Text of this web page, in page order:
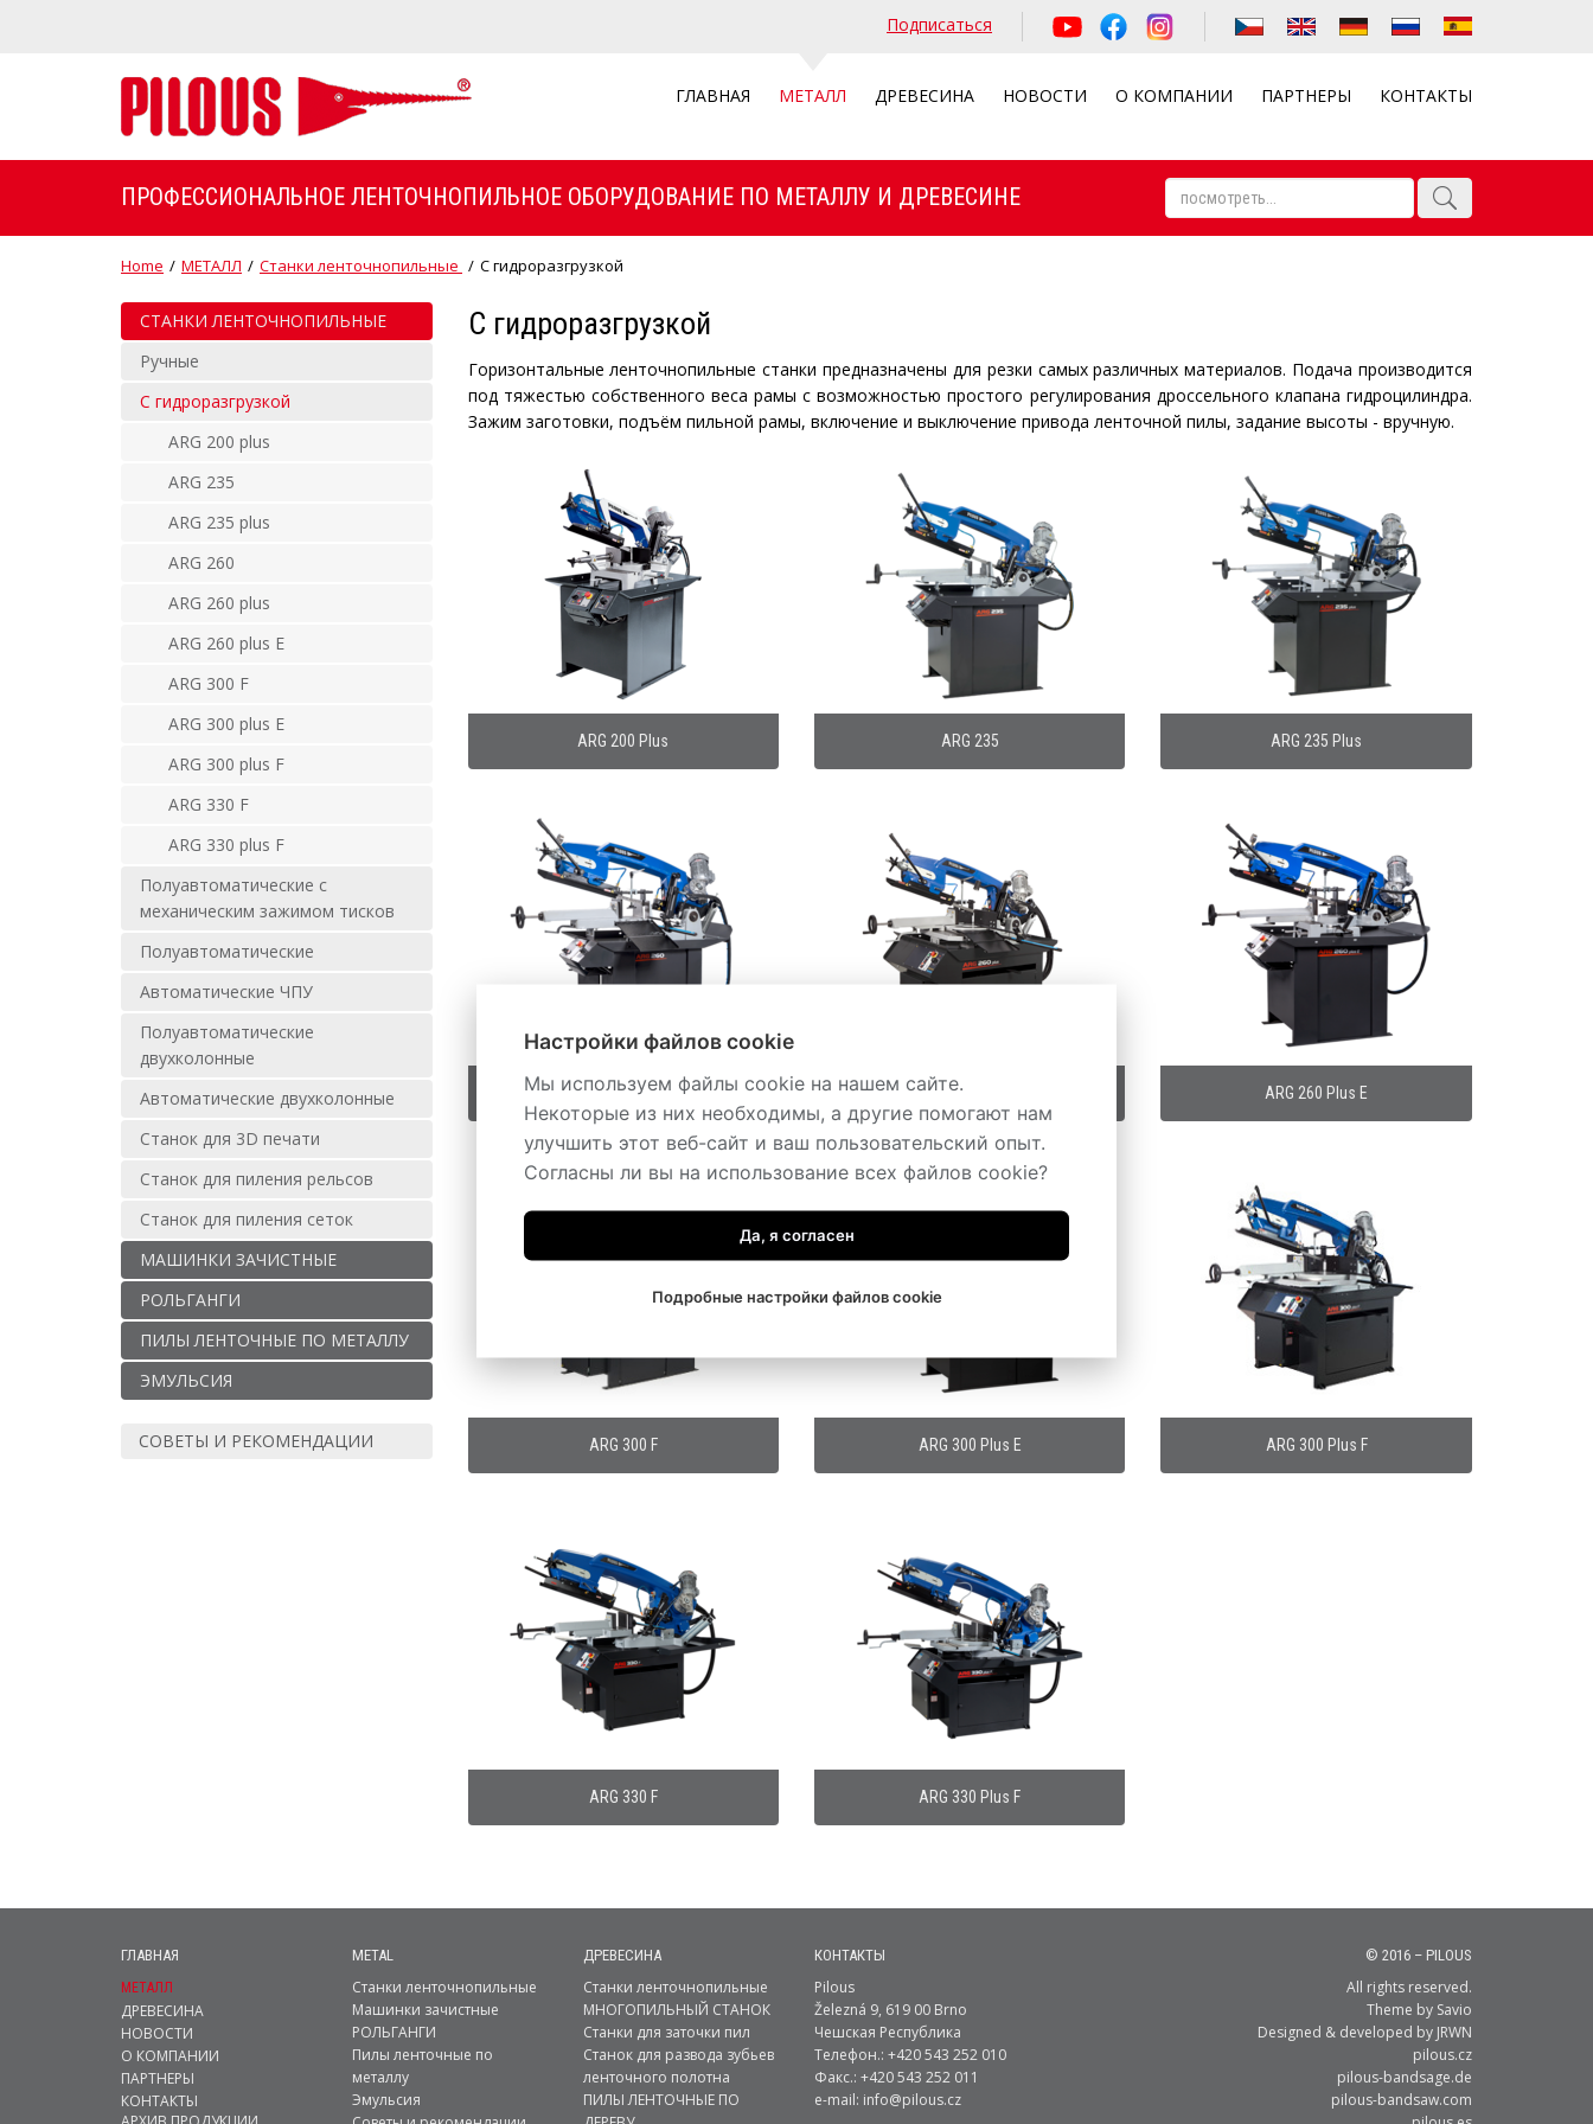
Подписаться
ГЛАВНАЯ МЕТАЛЛ ДРЕВЕСИНА НОВОСТИ О КОМПАНИИ ПАРТНЕРЫ КОНТАКТЫ
ПРОФЕССИОНАЛЬНОЕ ЛЕНТОЧНОПИЛЬНОЕ ОБОРУДОВАНИЕ ПО МЕТАЛЛУ И ДРЕВЕСИНЕ
Home / МЕТАЛЛ / Станки ленточнопильные / С гидроразгрузкой
СТАНКИ ЛЕНТОЧНОПИЛЬНЫЕ
Ручные
С гидроразгрузкой
ARG 200 plus
ARG 235
ARG 235 plus
ARG 260
ARG 260 plus
ARG 260 plus E
ARG 300 F
ARG 300 plus E
ARG 300 plus F
ARG 330 F
ARG 330 plus F
Полуавтоматические с
механическим зажимом тисков
Полуавтоматические
Автоматические ЧПУ
Полуавтоматические
двухколонные
Автоматические двухколонные
Станок для 3D печати
Станок для пиления рельсов
Станок для пиления сеток
МАШИНКИ ЗАЧИСТНЫЕ
РОЛЬГАНГИ
ПИЛЫ ЛЕНТОЧНЫЕ ПО МЕТАЛЛУ
ЭМУЛЬСИЯ
СОВЕТЫ И РЕКОМЕНДАЦИИ
С гидроразгрузкой
Горизонтальные ленточнопильные станки предназначены для резки самых различных материалов. Подача производится
под тяжестью собственного веса рамы с возможностью простого регулирования дроссельного клапана гидроцилиндра.
Зажим заготовки, подъём пильной рамы, включение и выключение привода ленточной пилы, задание высоты - вручную.
ARG 200 Plus ARG 235 ARG 235 Plus
ARG 260 ARG 260 Plus ARG 260 Plus E
ARG 300 F ARG 300 Plus E ARG 300 Plus F
ARG 330 F ARG 330 Plus F
ГЛАВНАЯ
МЕТАЛЛ
ДРЕВЕСИНА
НОВОСТИ
О КОМПАНИИ
ПАРТНЕРЫ
КОНТАКТЫ
METAL
Станки ленточнопильные
Машинки зачистные
РОЛЬГАНГИ
Пилы ленточные по
металлу
Эмульсия
ДРЕВЕСИНА
Станки ленточнопильные
МНОГОПИЛЬНЫЙ СТАНОК
Станки для заточки пил
Станок для развода зубьев
ленточного полотна
ПИЛЫ ЛЕНТОЧНЫЕ ПО
КОНТАКТЫ
Pilous
Železná 9, 619 00 Brno
Чешская Республика
Телефон.: +420 543 252 010
Факс.: +420 543 252 011
e-mail: info@pilous.cz
© 2016 – PILOUS
All rights reserved.
Theme by Savio
Designed & developed by JRWN
pilous.cz
pilous-bandsage.de
pilous-bandsaw.com
Настройки файлов cookie
Мы используем файлы cookie на нашем сайте.
Некоторые из них необходимы, а другие помогают нам
улучшить этот веб-сайт и ваш пользовательский опыт.
Согласны ли вы на использование всех файлов cookie?
Да, я согласен
Подробные настройки файлов cookie